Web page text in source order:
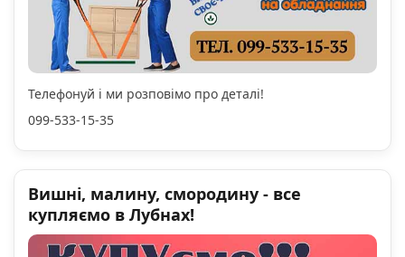
Телефонуй і ми розповімо про деталі!
099-533-15-35
Вишні, малину, смородину - все
купляємо в Лубнах!